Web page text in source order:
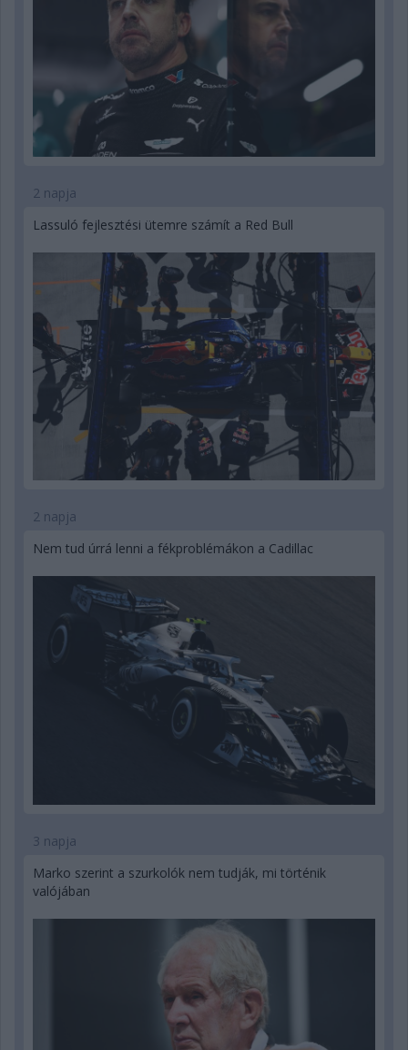
2 napja
Lassuló fejlesztési ütemre számít a Red Bull
2 napja
Nem tud úrrá lenni a fékproblémákon a Cadillac
3 napja
Marko szerint a szurkolók nem tudják, mi történik
valójában